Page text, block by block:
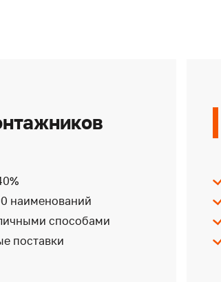
наименований
способами
поставки